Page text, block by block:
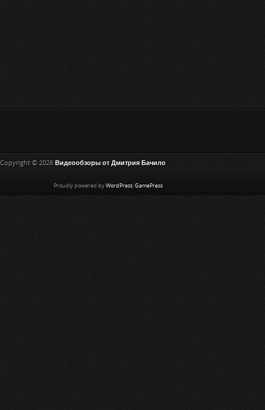
Copyright © 2026 Видеообзоры от Дмитрия Бачило
Proudly powered by WordPress. GamePress